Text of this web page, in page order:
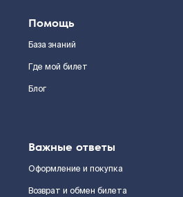
Помощь
База знаний
Где мой билет
Блог
Важные ответы
Оформление и покупка
Возврат и обмен билета